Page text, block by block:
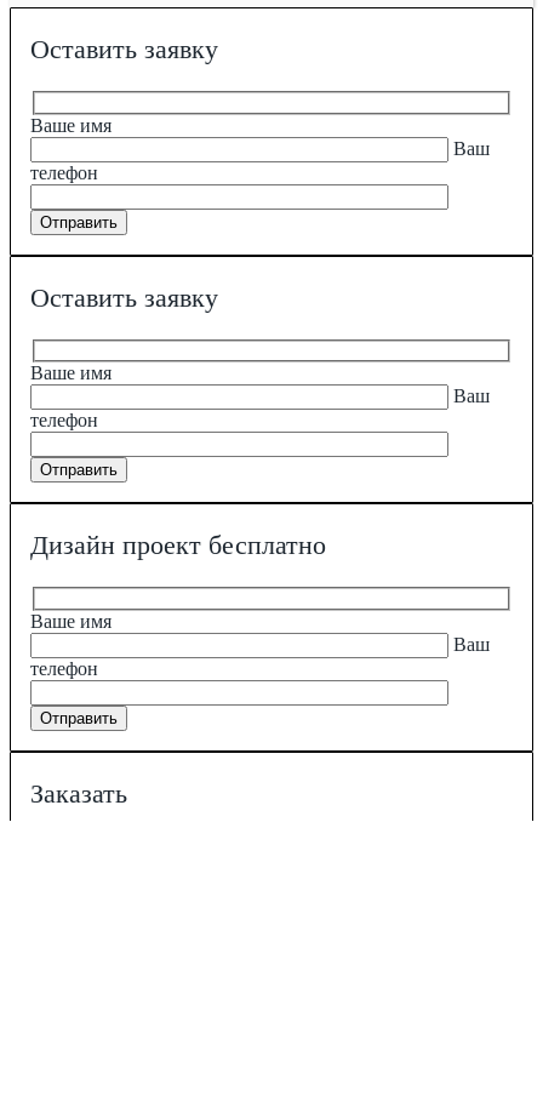
Оставить заявку
Ваше имя
Ваш
телефон
Оставить заявку
Ваше имя
Ваш
телефон
Дизайн проект бесплатно
Ваше имя
Ваш
телефон
Заказать